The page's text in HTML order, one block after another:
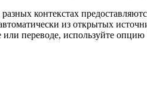
контекстах
из открытых
переводе, используйте